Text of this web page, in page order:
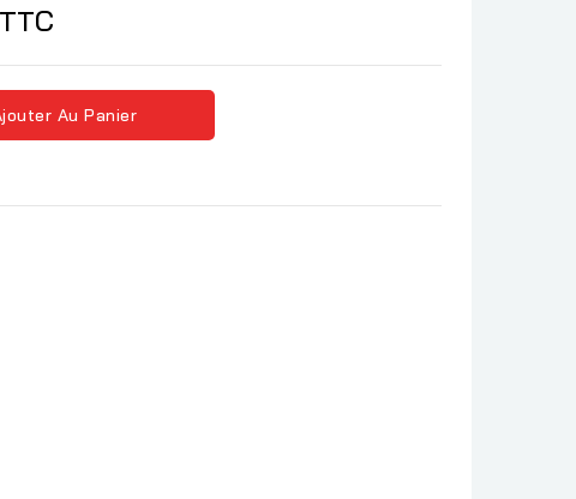
TTC
Au Panier